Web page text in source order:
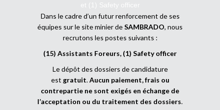
et (1) Safety officer
Dans le cadre d’un futur renforcement de ses
équipes sur le site minier deSAMBRADO, nous
recrutons les postes suivants :
(15) Assistants Foreurs, (1) Safety officer
Le dépôt des dossiers de candidature
est gratuit.Aucun paiement, frais ou
contrepartie ne sont exigés en échange de
l’acceptation ou du traitement des dossiers.